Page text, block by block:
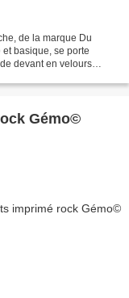
de la marque Du
basique, se porte
devant en velours
Gémo©